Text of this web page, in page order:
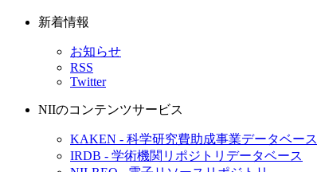
新着情報
お知らせ
RSS
Twitter
NIIのコンテンツサービス
KAKEN - 科学研究費助成事業データベース
IRDB - 学術機関リポジトリデータベース